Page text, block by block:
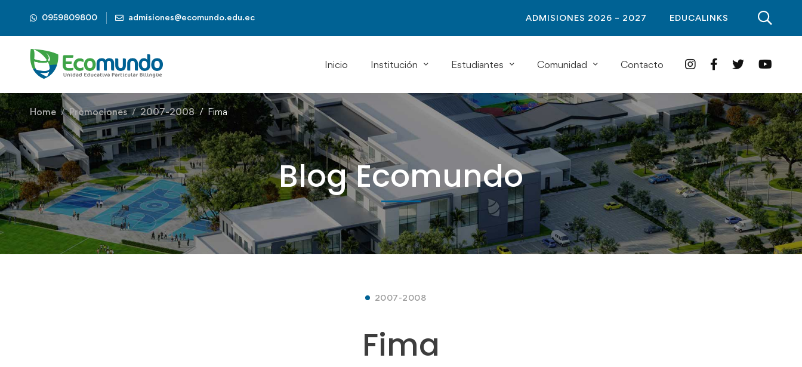
0959809800 admisiones@ecomundo.edu.ec ADMISIONES 2026 – 2027 EDUCALINKS
Inicio Institución Estudiantes Comunidad Contacto
Home Promociones 2007-2008 Fima
Blog Ecomundo
2007-2008
Fima